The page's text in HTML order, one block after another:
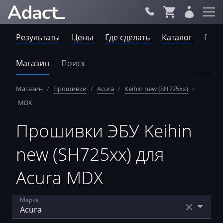
Результаты Цены Где сделать Каталог
Магазин Поиск
Магазин / Прошивки / Acura / Keihin new (SH725xx) /
MDX
Прошивки ЭБУ Keihin
new (SH725xx) для
Acura MDX
Марка